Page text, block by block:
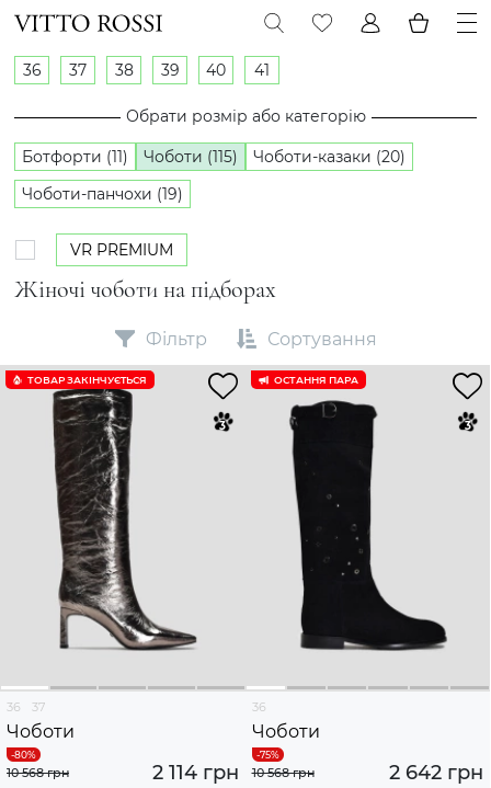
Жіночі чоботи на підборах
36 37 38 39 40 41
Обрати розмір або категорію
Ботфорти (11) Чоботи (115)
Чоботи-казаки (20)
Чоботи-панчохи (19)
VR PREMIUM
Фільтр Сортування
ТОВАР ЗАКІНЧУЄTЬСЯ
36 37
Чоботи
2 114 грн
10 568 грн
ОСТАННЯ ПАРА
36
Чоботи
2 642 грн
10 568 грн